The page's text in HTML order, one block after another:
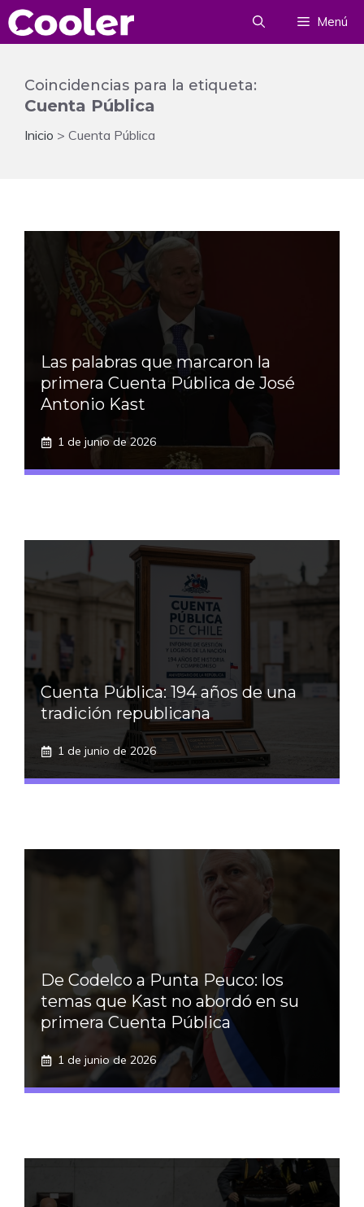
Saltar
al
Menú
Coincidencias para la etiqueta:
Cuenta Pública
Inicio > Cuenta Pública
Las palabras que marcaron la
primera Cuenta Pública de José
Antonio Kast
1 de junio de 2026
Cuenta Pública: 194 años de una
tradición republicana
1 de junio de 2026
De Codelco a Punta Peuco: los
temas que Kast no abordó en su
primera Cuenta Pública
1 de junio de 2026